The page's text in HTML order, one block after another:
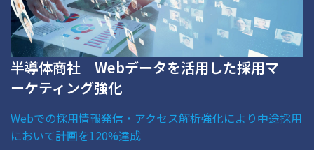
半導体商社｜Webデータを活用した採用マ
ーケティング強化
Webでの採用情報発信・アクセス解析強化により中途採用
において計画を120%達成